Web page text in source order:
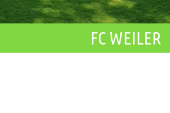
FC WEILER